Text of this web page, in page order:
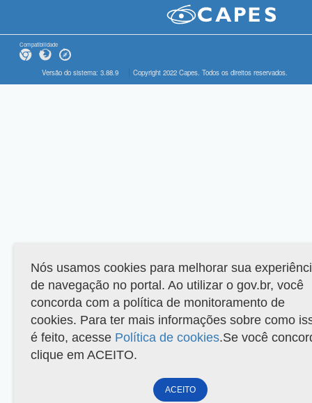
Compatibilidade
Versão do sistema: 3.88.9 Copyright 2022 Capes. Todos os direitos reservados.
Nós usamos cookies para melhorar sua
de navegação no portal. Ao utilizar o gov.br, você
concorda com a política de monitoramento de
cookies. Para ter mais informações sobre como
é feito, acesse Política de cookies.Se você
clique em ACEITO.
ACEITO